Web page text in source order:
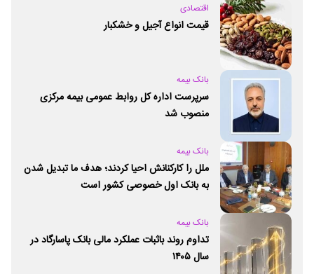
اقتصادی
قیمت انواع آجیل و خشکبار
بانک بیمه
سرپرست اداره کل روابط عمومی بیمه مرکزی
منصوب شد
بانک بیمه
ملل را کارکنانش احیا کردند؛ هدف ما تبدیل شدن
به بانک اول خصوصی کشور است
بانک بیمه
تداوم روند باثبات عملکرد مالی بانک پاسارگاد در
سال ۱۴۰۵